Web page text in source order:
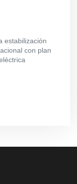
estabilización
con plan